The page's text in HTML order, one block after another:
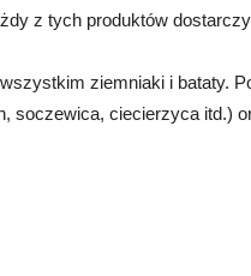
z tych produktów
ziemniaki i bataty.
soczewica, ciecierzyca itd.)